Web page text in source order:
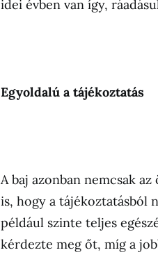
idei évben van így,
Egyoldalú a tájékoztatás
A baj azonban nemcsak
is, hogy a tájékoztatásból
például szinte teljes
kérdezte meg őt, míg a